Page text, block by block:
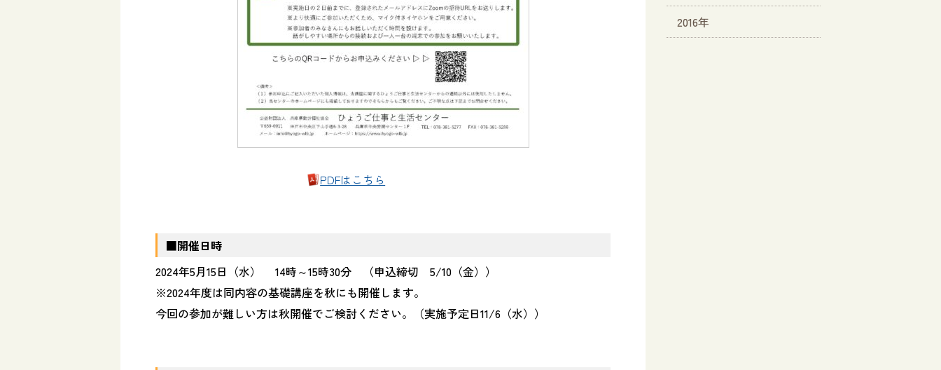
PDFはこちら
■開催日時
2024年5月15日（水） 14時～15時30分 （申込締切 5/10（金））
※2024年度は同内容の基礎講座を秋にも開催します。
今回の参加が難しい方は秋開催でご検討ください。（実施予定日11/6（水））
2016年